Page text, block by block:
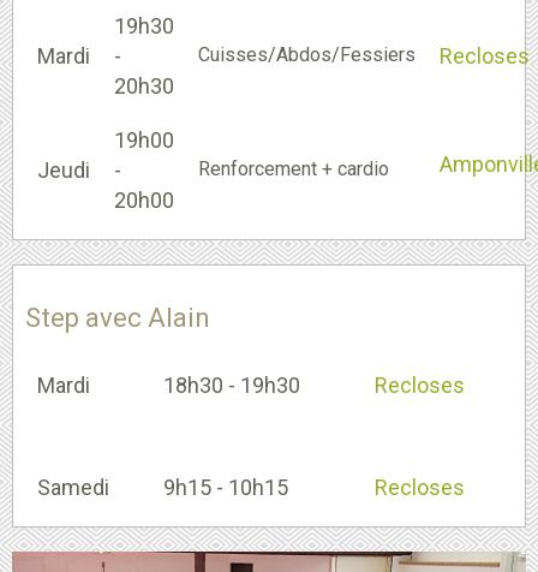
Mardi
19h30
-
20h30
Cuisses/Abdos/Fessiers Recloses
Jeudi
19h00
-
20h00
Renforcement + cardio
Step avec Alain
Mardi 18h30 - 19h30 Recloses
Samedi 9h15 - 10h15 Recloses